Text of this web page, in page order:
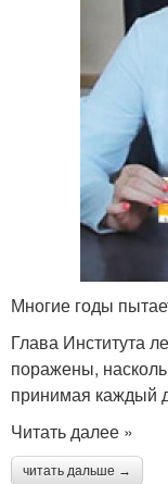
Многие годы
Глава Института
поражены,
принимая каждый
Читать далее »
читать дальше →